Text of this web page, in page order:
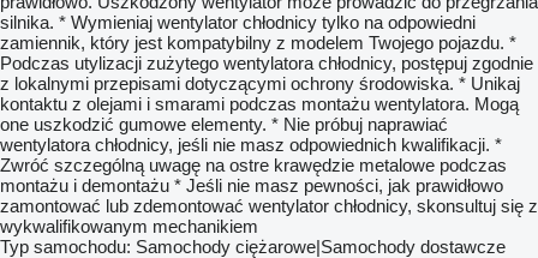
silnika. * Wymieniaj wentylator chłodnicy tylko na odpowiedni
zamiennik, który jest kompatybilny z modelem Twojego pojazdu. *
Podczas utylizacji zużytego wentylatora chłodnicy, postępuj zgodnie
z lokalnymi przepisami dotyczącymi ochrony środowiska. * Unikaj
kontaktu z olejami i smarami podczas montażu wentylatora. Mogą
one uszkodzić gumowe elementy. * Nie próbuj naprawiać
wentylatora chłodnicy, jeśli nie masz odpowiednich kwalifikacji. *
Zwróć szczególną uwagę na ostre krawędzie metalowe podczas
montażu i demontażu * Jeśli nie masz pewności, jak prawidłowo
zamontować lub zdemontować wentylator chłodnicy, skonsultuj się z
wykwalifikowanym mechanikiem
Typ samochodu: Samochody ciężarowe|Samochody dostawcze